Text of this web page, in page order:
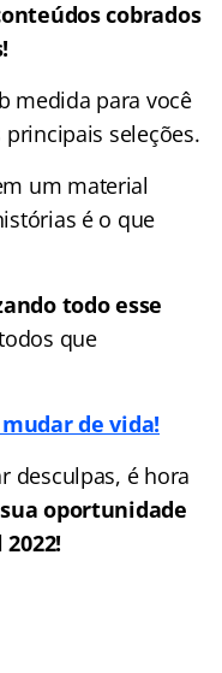
cobrados
medida para você
seleções.
um material
é o que
todo esse
que
de vida!
desculpas, é hora
oportunidade